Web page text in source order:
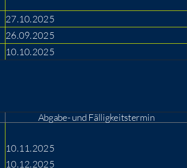
27.10.2025
26.09.2025
10.10.2025
Abgabe- und Fälligkeitstermin
10.11.2025
10.12.2025